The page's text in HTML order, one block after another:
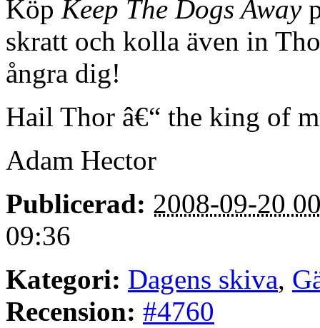
Köp Keep The Dogs Away
skratt och kolla även in
ångra dig!
Hail Thor â€“ the king of
Adam Hector
Publicerad: 2008-09-20
09:36
Kategori: Dagens skiva,
Recension: #4760